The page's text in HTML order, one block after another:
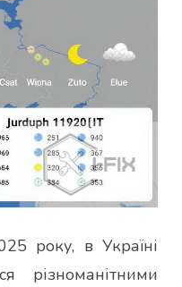
року, в Україні
різноманітними